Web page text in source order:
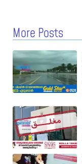
More Posts